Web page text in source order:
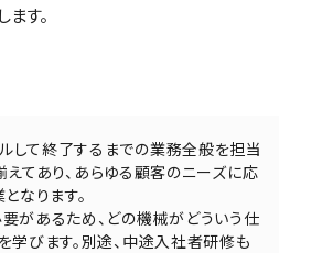
す。
して終了するまでの業務全般を担当
えてあり、あらゆる顧客のニーズに応
なります。
があるため、どの機械がどういう仕
学びます。別途、中途入社者研修も